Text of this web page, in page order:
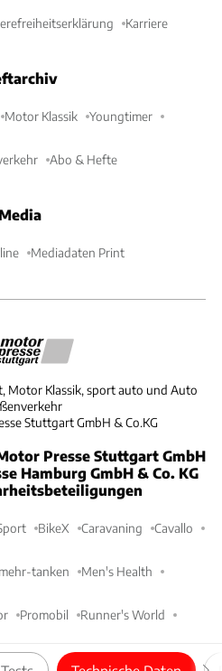
Karriere
Motor Klassik Youngtimer
Abo & Hefte
Media
Mediadaten Print
Motor Klassik, sport auto und Auto
Stuttgart GmbH & Co.KG
Presse Stuttgart GmbH
Hamburg GmbH & Co. KG
BikeX Caravaning Cavallo
tanken Men's Health
Promobil Runner's World
Health